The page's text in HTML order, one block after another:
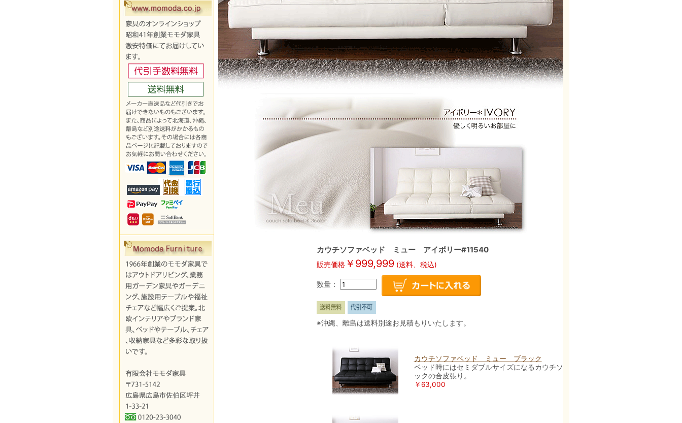
カウチソファベッド ミュー アイボリー#11540
販売価格￥ 999,999(送料、税込)
数量：
※沖縄、離島は送料別途お見積もりいたします。
カウチソファベッド ミュー ブラック
ベッド時にはセミダブルサイズになるカウチソファベッド。かっこいいブラ
ックの合皮張り。
￥63,000